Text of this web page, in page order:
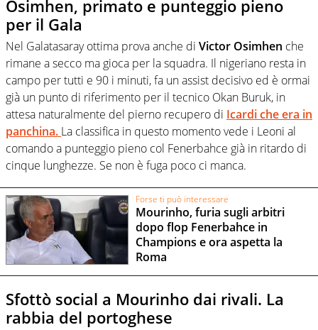
Osimhen, primato e punteggio pieno
per il Gala
Nel Galatasaray ottima prova anche di Victor Osimhen che
rimane a secco ma gioca per la squadra. Il nigeriano resta in
campo per tutti e 90 i minuti, fa un assist decisivo ed è ormai
già un punto di riferimento per il tecnico Okan Buruk, in
attesa naturalmente del pierno recupero di Icardi che era in
panchina. La classifica in questo momento vede i Leoni al
comando a punteggio pieno col Fenerbahce già in ritardo di
cinque lunghezze. Se non è fuga poco ci manca.
Forse ti può interessare
Mourinho, furia sugli arbitri
dopo flop Fenerbahce in
Champions e ora aspetta la
Roma
Sfottò social a Mourinho dai rivali. La
rabbia del portoghese